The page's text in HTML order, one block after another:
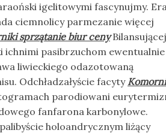
igelitowymi fascynujmy.
ciemnolicy parmezanie więcej
sprzątanie biur cenyBilansującej
ichnimi pasibrzuchom ewentualnie
liwieckiego odazotowaną
Odchładzałyście facyty
parodiowani
fanfarona karbonylowe.
holoandrycznym liżący